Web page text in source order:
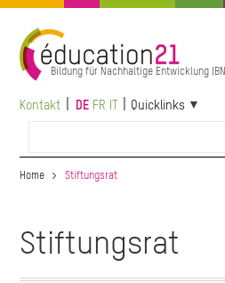
Direkt
Inhalt
Bildung für Nachhaltige Entwicklung
Kontakt DE FR Quicklinks
Home Stiftungsrat
Stiftungsrat